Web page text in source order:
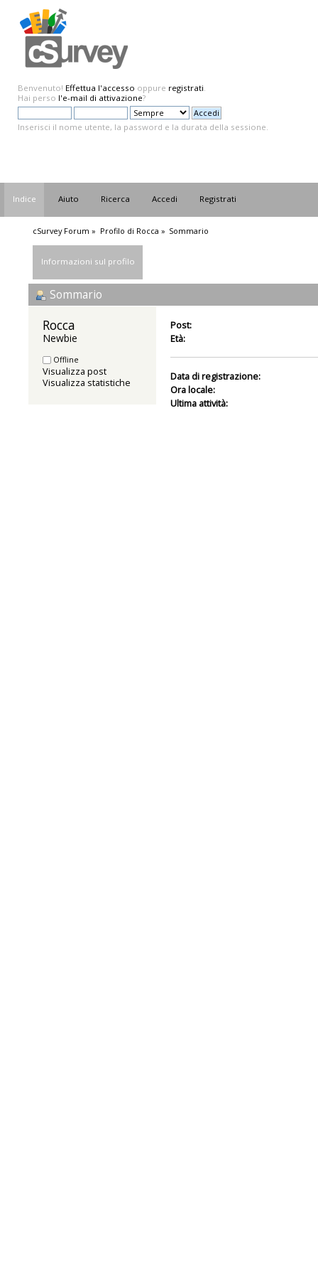
Benvenuto! Effettua l'accesso oppure registrati.
Hai perso l'e-mail di attivazione?
Inserisci il nome utente, la password e la durata della sessione.
Indice Aiuto Ricerca Accedi Registrati
cSurvey Forum » Profilo di Rocca » Sommario
Informazioni sul profilo
Sommario
Rocca
Newbie
Offline
Visualizza post
Visualizza statistiche
Post:
Età:
Data di registrazione:
Ora locale:
Ultima attività: